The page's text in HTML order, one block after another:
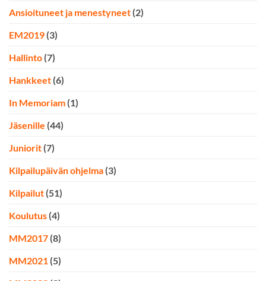
Ansioituneet ja menestyneet (2)
EM2019 (3)
Hallinto (7)
Hankkeet (6)
In Memoriam (1)
Jäsenille (44)
Juniorit (7)
Kilpailupäivän ohjelma (3)
Kilpailut (51)
Koulutus (4)
MM2017 (8)
MM2021 (5)